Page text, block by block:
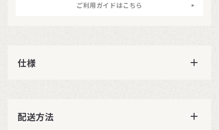
ご利用ガイドはこちら
仕様
配送方法